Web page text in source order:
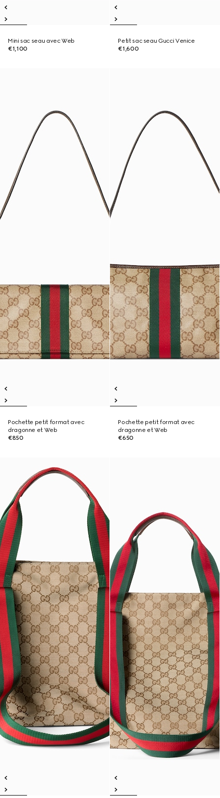
Mini sac seau avec Web
€1,100
Petit sac seau Gucci Venice
€1,600
Pochette petit format avec
dragonne et Web
€850
Pochette petit format avec
dragonne et Web
€650